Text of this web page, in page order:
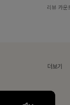
리뷰 카운
더보기